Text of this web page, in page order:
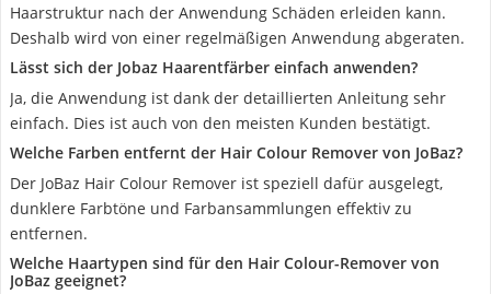
Haarstruktur nach der Anwendung Schäden erleiden kann.
Deshalb wird von einer regelmäßigen Anwendung abgeraten.
Lässt sich der Jobaz Haarentfärber einfach anwenden?
Ja, die Anwendung ist dank der detaillierten Anleitung sehr
einfach. Dies ist auch von den meisten Kunden bestätigt.
Welche Farben entfernt der Hair Colour Remover von JoBaz?
Der JoBaz Hair Colour Remover ist speziell dafür ausgelegt,
dunklere Farbtöne und Farbansammlungen effektiv zu
entfernen.
Welche Haartypen sind für den Hair Colour-Remover von
JoBaz geeignet?